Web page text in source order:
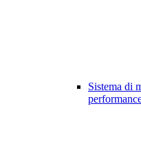
Sistema di